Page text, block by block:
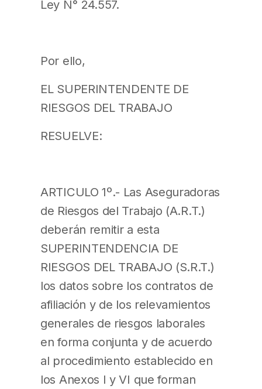
Ley N° 24.557.
Por ello,
EL SUPERINTENDENTE DE
RIESGOS DEL TRABAJO
RESUELVE:
ARTICULO 1º.- Las Aseguradoras
de Riesgos del Trabajo (A.R.T.)
deberán remitir a esta
SUPERINTENDENCIA DE
RIESGOS DEL TRABAJO (S.R.T.)
los datos sobre los contratos de
afiliación y de los relevamientos
generales de riesgos laborales
en forma conjunta y de acuerdo
al procedimiento establecido en
los Anexos I y VI que forman